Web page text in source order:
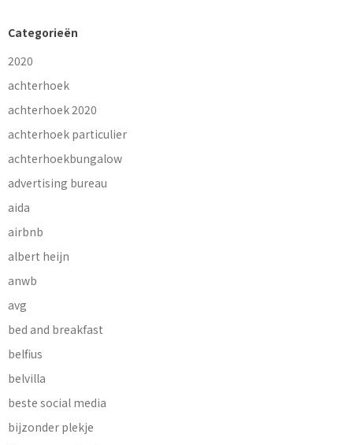
Categorieën
2020
achterhoek
achterhoek 2020
achterhoek particulier
achterhoekbungalow
advertising bureau
aida
airbnb
albert heijn
anwb
avg
bed and breakfast
belfius
belvilla
beste social media
bijzonder plekje